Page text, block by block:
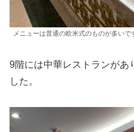
メニューは普通の欧米式のものが多いで
9階には中華レストランがあ
した。